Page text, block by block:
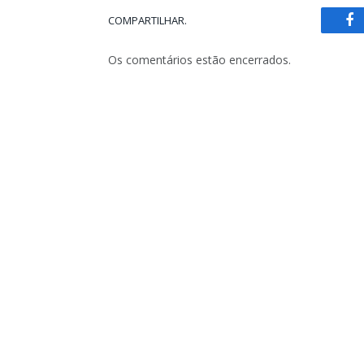
COMPARTILHAR.
Os comentários estão encerrados.